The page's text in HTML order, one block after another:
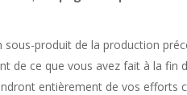
produit de la production
de ce que vous avez fait à la fin
entièrement de vos efforts